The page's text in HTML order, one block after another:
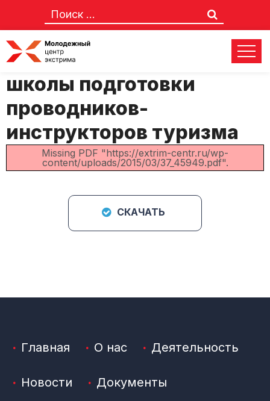
Приказ о проведении
школы подготовки
проводников-
инструкторов туризма
Missing PDF "https://extrim-centr.ru/wp-
content/uploads/2015/03/37_45949.pdf".
СКАЧАТЬ
Главная О нас Деятельность
Новости Документы